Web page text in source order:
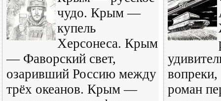
чудо. Крым —
купель
Херсонеса. Крым
— Фаворский свет,
озаривший Россию между
трёх океанов. Крым —
роман